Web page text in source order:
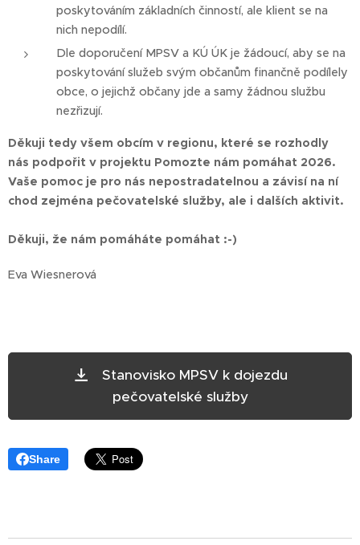
poskytováním základních činností, ale klient se na
nich nepodílí.
Dle doporučení MPSV a KÚ ÚK je žádoucí, aby se na
poskytování služeb svým občanům finančně podílely
obce, o jejichž občany jde a samy žádnou službu
nezřizují.
Děkuji tedy všem obcím v regionu, které se rozhodly
nás podpořit v projektu Pomozte nám pomáhat 2026.
Vaše pomoc je pro nás nepostradatelnou a závisí na ní
chod zejména pečovatelské služby, ale i dalších aktivit.
Děkuji, že nám pomáháte pomáhat :-)
Eva Wiesnerová
Stanovisko MPSV k dojezdu
pečovatelské služby
Share